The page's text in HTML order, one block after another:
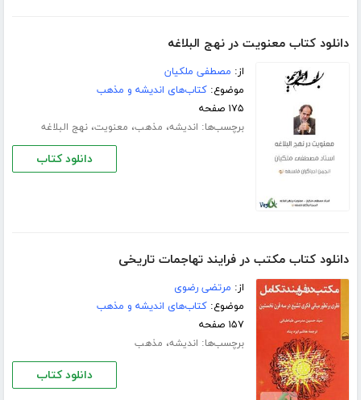
دانلود کتاب معنویت در نهج البلاغه
از: مصطفی ملکیان
موضوع:کتاب‌های اندیشه و مذهب
۱۷۵ صفحه
برچسب‌ها: اندیشه، مذهب، معنویت،نهج البلاغه
دانلود کتاب
دانلود کتاب مکتب در فرایند تهاجمات تاریخی
از: مرتضی رضوی
موضوع:کتاب‌های اندیشه و مذهب
۱۵۷ صفحه
برچسب‌ها: اندیشه، مذهب
دانلود کتاب